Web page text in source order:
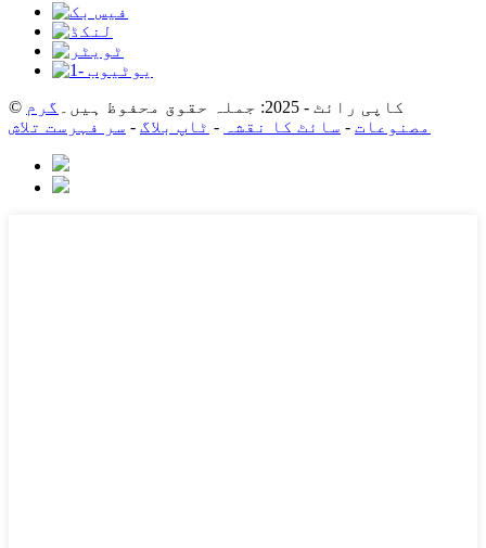
© کاپی رائٹ - 2025: جملہ حقوق محفوظ ہیں۔
گرم
مصنوعات - سائٹ کا نقشہ - ٹاپ بلاگ - سر فہرست تلاش